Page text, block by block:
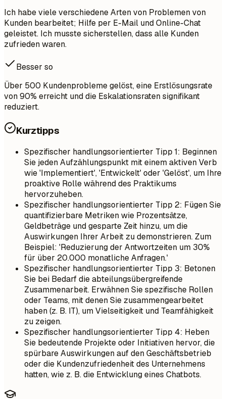
Ich habe viele verschiedene Arten von Problemen von
Kunden bearbeitet; Hilfe per E-Mail und Online-Chat
geleistet. Ich musste sicherstellen, dass alle Kunden
zufrieden waren.
Besser so
Über 500 Kundenprobleme gelöst, eine Erstlösungsrate
von 90% erreicht und die Eskalationsraten signifikant
reduziert.
Kurztipps
Spezifischer handlungsorientierter Tipp 1: Beginnen
Sie jeden Aufzählungspunkt mit einem aktiven Verb
wie 'Implementiert', 'Entwickelt' oder 'Gelöst', um Ihre
proaktive Rolle während des Praktikums
hervorzuheben.
Spezifischer handlungsorientierter Tipp 2: Fügen Sie
quantifizierbare Metriken wie Prozentsätze,
Geldbeträge und gesparte Zeit hinzu, um die
Auswirkungen Ihrer Arbeit zu demonstrieren. Zum
Beispiel: 'Reduzierung der Antwortzeiten um 30%
für über 20.000 monatliche Anfragen.'
Spezifischer handlungsorientierter Tipp 3: Betonen
Sie bei Bedarf die abteilungsübergreifende
Zusammenarbeit. Erwähnen Sie spezifische Rollen
oder Teams, mit denen Sie zusammengearbeitet
haben (z. B. IT), um Vielseitigkeit und Teamfähigkeit
zu zeigen.
Spezifischer handlungsorientierter Tipp 4: Heben
Sie bedeutende Projekte oder Initiativen hervor, die
spürbare Auswirkungen auf den Geschäftsbetrieb
oder die Kundenzufriedenheit des Unternehmens
hatten, wie z. B. die Entwicklung eines Chatbots.